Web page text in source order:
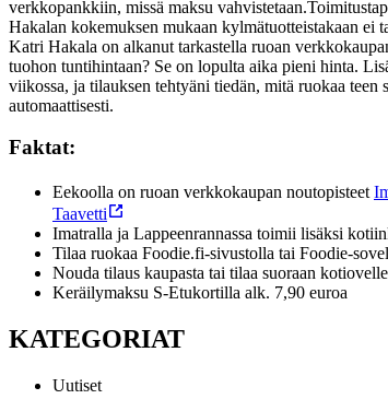
verkkopankkiin, missä maksu vahvistetaan.
Hakalan kokemuksen mukaan kylmätuotteistakaan ei
Katri Hakala on alkanut tarkastella ruoan
tuohon tuntihintaan? Se on lopulta aika pieni hinta.
viikossa, ja tilauksen tehtyäni tiedän, mitä ruokaa
automaattisesti.
Faktat:
Eekoolla on ruoan verkko­kaupan noutopisteet
Taavetti
Imatralla ja Lappeenrannassa toimii lisäksi
Tilaa ruokaa Foodie.fi-sivustolla tai Foodie-
Nouda tilaus kaupasta tai tilaa suoraan kotiovelle
Keräilymaksu S-Etukortilla alk. 7,90 euroa
KATEGORIAT
Uutiset